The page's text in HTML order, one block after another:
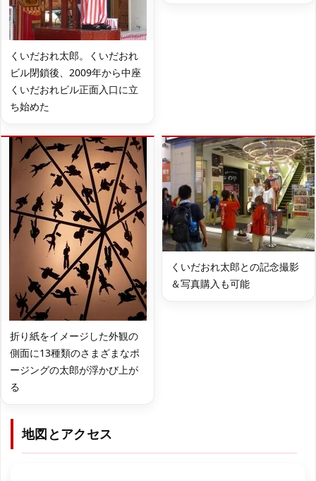
くいだおれ太郎。くいだおれ
ビル閉鎖後、2009年から中座
くいだおれビル正面入口に立
ち始めた
折り紙をイメージした外観の
側面に13種類のさまざまなポ
ージングの太郎が浮かび上が
る
くいだおれ太郎との記念撮影
＆写真購入も可能
地図とアクセス